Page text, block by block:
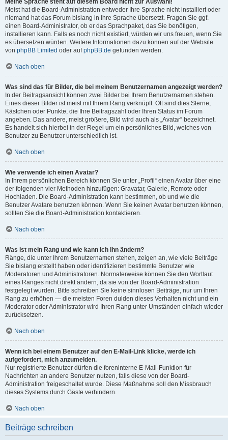
Meine Sprache steht auf diesem Board nicht zur Auswahl!
Meist hat die Board-Administration entweder Ihre Sprache nicht installiert oder
niemand hat das Forum bislang in Ihre Sprache übersetzt. Fragen Sie ggf.
einen Board-Administrator, ob er das Sprachpaket, das Sie benötigen,
installieren kann. Falls es noch nicht existiert, würden wir uns freuen, wenn Sie
es übersetzen würden. Weitere Informationen dazu können auf der Website
von phpBB Limited oder aufphpBB.de gefunden werden.
Nach oben
Was sind das für Bilder, die bei meinem Benutzernamen angezeigt werden?
In der Beitragsansicht können zwei Bilder bei Ihrem Benutzernamen stehen.
Eines dieser Bilder ist meist mit Ihrem Rang verknüpft: Oft sind dies Sterne,
Kästchen oder Punkte, die Ihre Beitragszahl oder Ihren Status im Forum
angeben. Das andere, meist größere, Bild wird auch als „Avatar“ bezeichnet.
Es handelt sich hierbei in der Regel um ein persönliches Bild, welches von
Benutzer zu Benutzer unterschiedlich ist.
Nach oben
Wie verwende ich einen Avatar?
In Ihrem persönlichen Bereich können Sie unter „Profil“ einen Avatar über eine
der folgenden vier Methoden hinzufügen: Gravatar, Galerie, Remote oder
Hochladen. Die Board-Administration kann bestimmen, ob und wie die
Benutzer Avatare benutzen können. Wenn Sie keinen Avatar benutzen können,
sollten Sie die Board-Administration kontaktieren.
Nach oben
Was ist mein Rang und wie kann ich ihn ändern?
Ränge, die unter Ihrem Benutzernamen stehen, zeigen an, wie viele Beiträge
Sie bislang erstellt haben oder identifizieren bestimmte Benutzer wie
Moderatoren und Administratoren. Normalerweise können Sie den Wortlaut
eines Ranges nicht direkt ändern, da sie von der Board-Administration
festgelegt wurden. Bitte schreiben Sie keine sinnlosen Beiträge, nur um Ihren
Rang zu erhöhen — die meisten Foren dulden dieses Verhalten nicht und ein
Moderator oder Administrator wird Ihren Rang unter Umständen einfach wieder
zurücksetzen.
Nach oben
Wenn ich bei einem Benutzer auf den E-Mail-Link klicke, werde ich
aufgefordert, mich anzumelden.
Nur registrierte Benutzer dürfen die foreninterne E-Mail-Funktion für
Nachrichten an andere Benutzer nutzen, falls diese von der Board-
Administration freigeschaltet wurde. Diese Maßnahme soll den Missbrauch
dieses Systems durch Gäste verhindern.
Nach oben
Beiträge schreiben